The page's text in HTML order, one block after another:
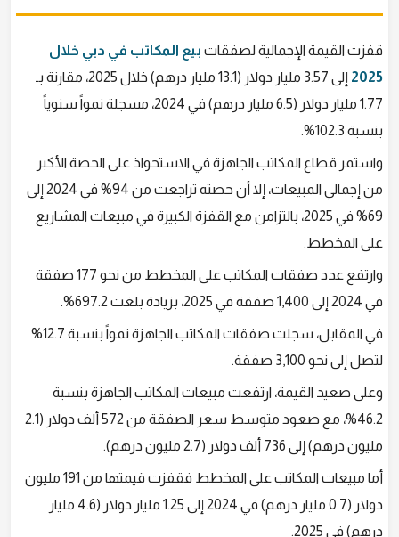
قفزت القيمة الإجمالية لصفقات بيع المكاتب في دبي خلال
2025
إلى 3.57 مليار دولار (13.1 مليار درهم) خلال 2025، مقارنة بـ
1.77 مليار دولار (6.5 مليار درهم) في 2024، مسجلة نمواً سنوياً
بنسبة 102.3%.
واستمر قطاع المكاتب الجاهزة في الاستحواذ على الحصة الأكبر
من إجمالي المبيعات، إلا أن حصته تراجعت من 94% في 2024 إلى
69% في 2025، بالتزامن مع القفزة الكبيرة في مبيعات المشاريع
على المخطط.
وارتفع عدد صفقات المكاتب على المخطط من نحو 177 صفقة
في 2024 إلى 1,400 صفقة في 2025، بزيادة بلغت 697.2%.
في المقابل، سجلت صفقات المكاتب الجاهزة نمواً بنسبة 12.7%
لتصل إلى نحو 3,100 صفقة.
وعلى صعيد القيمة، ارتفعت مبيعات المكاتب الجاهزة بنسبة
46.2%، مع صعود متوسط سعر الصفقة من 572 ألف دولار (2.1
مليون درهم) إلى 736 ألف دولار (2.7 مليون درهم).
أما مبيعات المكاتب على المخطط فقفزت قيمتها من 191 مليون
دولار (0.7 مليار درهم) في 2024 إلى 1.25 مليار دولار (4.6 مليار
درهم) في 2025.